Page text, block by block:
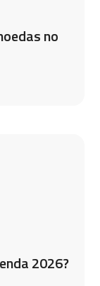
no
2026?